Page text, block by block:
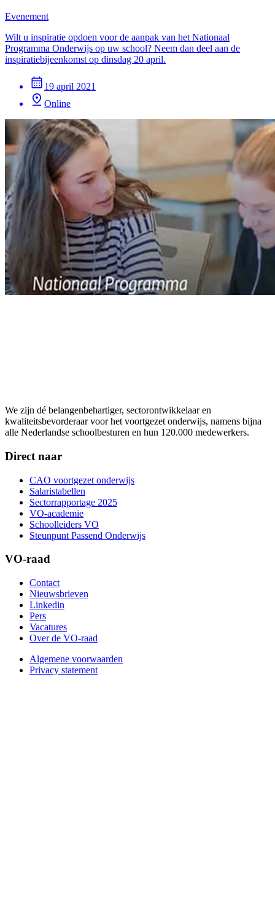
Evenement
Wilt u inspiratie opdoen voor de aanpak van het Nationaal
Programma Onderwijs op uw school? Neem dan deel aan de
inspiratiebijeenkomst op dinsdag 20 april.
19 april 2021
Online
We zijn dé belangenbehartiger, sectorontwikkelaar en
kwaliteitsbevorderaar voor het voortgezet onderwijs, namens bijna
alle Nederlandse schoolbesturen en hun 120.000 medewerkers.
Direct naar
CAO voortgezet onderwijs
Salaristabellen
Sectorrapportage 2025
VO-academie
Schoolleiders VO
Steunpunt Passend Onderwijs
VO-raad
Contact
Nieuwsbrieven
Linkedin
Pers
Vacatures
Over de VO-raad
Algemene voorwaarden
Privacy statement